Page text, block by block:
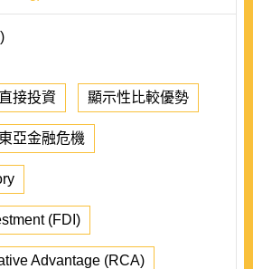
接投資 顯示性比較優勢
東亞金融危機
(FDI)
Advantage (RCA)